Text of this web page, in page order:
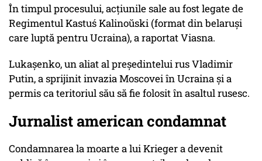
În timpul procesului, acțiunile sale au fost legate de
Regimentul Kastuś Kalinoŭski (format din belaruși
care luptă pentru Ucraina), a raportat Viasna.
Lukașenko, un aliat al președintelui rus Vladimir
Putin, a sprijinit invazia Moscovei în Ucraina și a
permis ca teritoriul său să fie folosit în asaltul rusesc.
Jurnalist american condamnat
Condamnarea la moarte a lui Krieger a devenit